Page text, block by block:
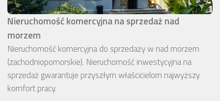
Nieruchomość komercyjna na sprzedaż nad
morzem
Nieruchomość komercyjna do sprzedaży w nad morzem
(zachodniopomorskie). Nieruchomość inwestycyjna na
sprzedaż gwarantuje przyszłym właścicielom najwyższy
komfort pracy.